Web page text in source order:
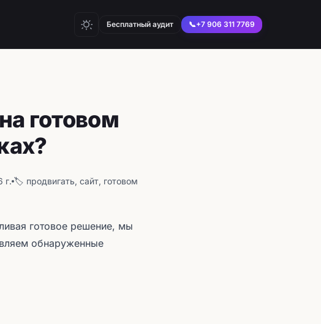
Бесплатный аудит 📞+7 906 311 7769
готовом
г. 🏷️ продвигать, сайт, готовом
готовое решение, мы
обнаруженные